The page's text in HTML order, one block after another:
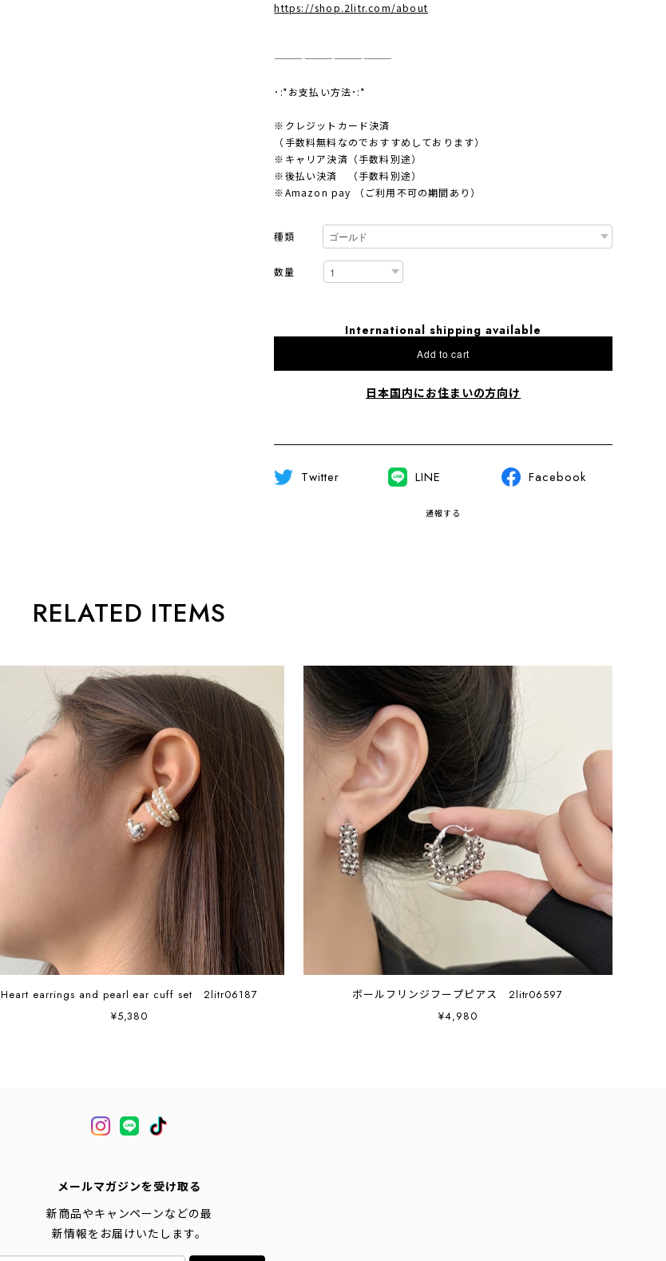
https://shop.2litr.com/about
————————————
･:*お支払い方法･:*
※クレジットカード決済
（手数料無料なのでおすすめしております）
※キャリア決済（手数料別途）
※後払い決済 （手数料別途）
※Amazon pay （ご利用不可の期間あり）
種類
数量
International shipping available
Add to cart
日本国内にお住まいの方向け
Twitter LINE Facebook
通報する
RELATED ITEMS
Heart earrings and pearl ear cuff set 2litr06187
¥5,380
ボールフリンジフープピアス 2litr06597
¥4,980
メールマガジンを受け取る
新商品やキャンペーンなどの最
新情報をお届けいたします。